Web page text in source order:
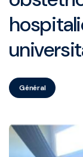
Général